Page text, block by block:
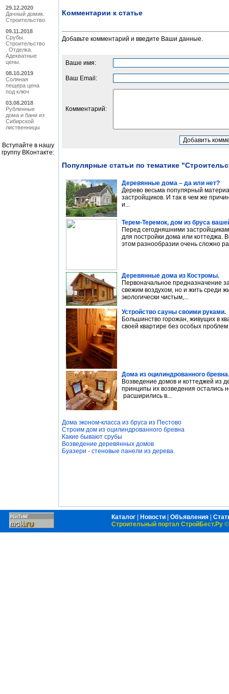
29.12.2020
Дачный домик.
Строительство.
09.11.2018
Срубы.
Строительство
. Отделка.
Адекватные
цены.
08.10.2019
Соляная
пещера цена
под ключ
03.08.2018
Рубленные
дома и бани из
Сибирской
лиственницы
Вступайте в нашу
группу ВКонтакте:
Комментарии к статье
Добавьте комментарий и введите Ваши данные.
Ваше имя:
Ваш Email:
Комментарий:
Популярные статьи по тематике
Деревянные дома – да или нет?
Дерево весьма популярный
застройщиков. И так в чем же
и...
Терем-Теремок, дом из бруса
Перед сегодняшними
для постройки дома или коттеджа.
этом разнообразии очень сложно
Деревянные дома из Костромы.
Первоначальное предназначение
свежим воздухом, но и жить среди
экологически чистым,...
Устройство сауны своими руками.
Большинство горожан, живущих в
своей квартире без особых
Дома из оцилиндрованного бревна.
Возведение домов и коттеджей из
принципы их возведения остались
расширились в...
Дома эконом-класса из бруса из Пестово
Строим дом из оцилиндрованного бревна
Какие бывают срубы
Возведение деревянных домов
Буазери - стеновые панели из дерева.
Каталог Новости Объявления
Строительный портал СтройБест.Ру